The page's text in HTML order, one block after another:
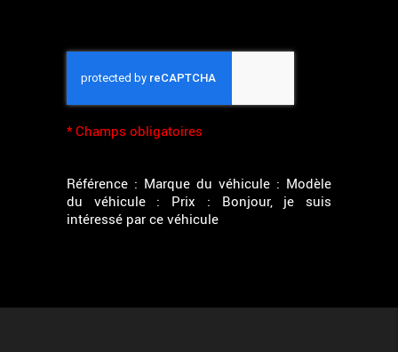
*Champs obligatoires
Référence : Marque du véhicule : Modèle
du véhicule : Prix : Bonjour, je suis
intéressé par ce véhicule